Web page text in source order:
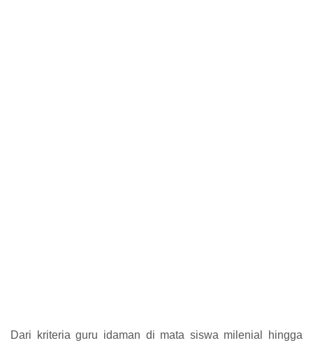
Dari kriteria guru idaman di mata siswa milenial hingga